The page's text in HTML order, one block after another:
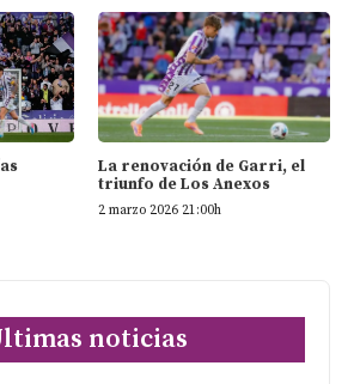
La renovación de Garri, el
triunfo de Los Anexos
2 marzo 2026 21:00h
noticias